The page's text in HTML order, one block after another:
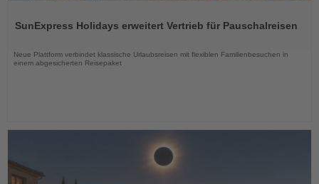
die
SunExpress Holidays erweitert Vertrieb für Pauschalreisen
Neue Plattform verbindet klassische Urlaubsreisen mit flexiblen Familienbesuchen in
einem abgesicherten Reisepaket